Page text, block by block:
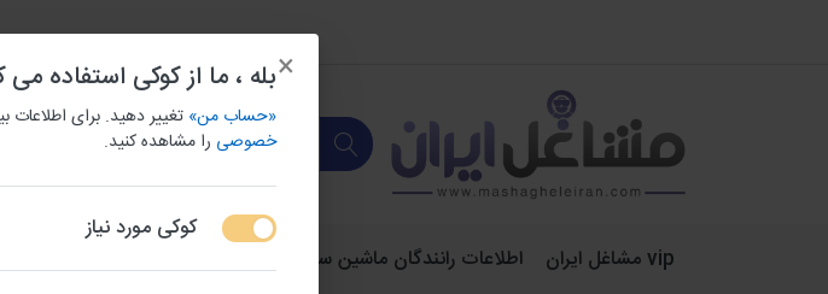
vip مشاغل ایران اطلاعات رانندگان ماشین سنگین و باربری استان ها
×بله ، ما از کوکی استفاده می
«حساب من» تغییر دهید. برای
خصوصی را مشاهده کنید.
کوکی مورد نیاز